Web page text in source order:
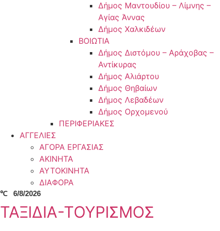
Δήμος Μαντουδίου – Λίμνης –
Αγίας Άννας
Δήμος Χαλκιδέων
ΒΟΙΩΤΙΑ
Δήμος Διστόμου – Αράχοβας –
Αντίκυρας
Δήμος Αλιάρτου
Δήμος Θηβαίων
Δήμος Λεβαδέων
Δήμος Ορχομενού
ΠΕΡΙΦΕΡΙΑΚΕΣ
ΑΓΓΕΛΙΕΣ
ΑΓΟΡΑ ΕΡΓΑΣΙΑΣ
ΑΚΙΝΗΤΑ
ΑΥΤΟΚΙΝΗΤΑ
ΔΙΑΦΟΡΑ
℃ 6/8/2026
ΤΑΞΙΔΙΑ-ΤΟΥΡΙΣΜΟΣ